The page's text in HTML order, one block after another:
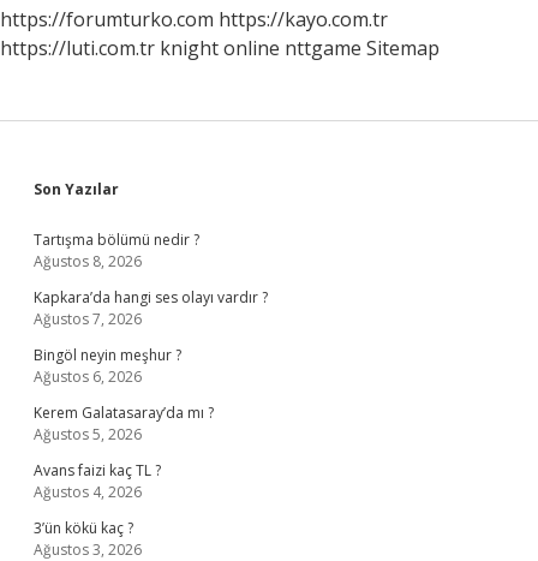
https://forumturko.com https://kayo.com.tr
https://luti.com.tr knight online nttgame Sitemap
Sidebar
Son Yazılar
Tartışma bölümü nedir ?
Ağustos 8, 2026
Kapkara’da hangi ses olayı vardır ?
Ağustos 7, 2026
Bingöl neyin meşhur ?
Ağustos 6, 2026
Kerem Galatasaray’da mı ?
Ağustos 5, 2026
Avans faizi kaç TL ?
Ağustos 4, 2026
3’ün kökü kaç ?
Ağustos 3, 2026